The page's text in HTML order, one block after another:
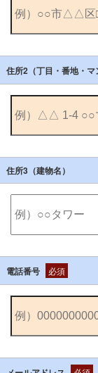
住所2（丁目・番地・マ
住所3（建物名）
電話番号 必須